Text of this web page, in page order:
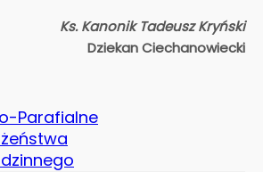
Ks. Kanonik Tadeusz Kryński
Dziekan Ciechanowiecki
Parafialne